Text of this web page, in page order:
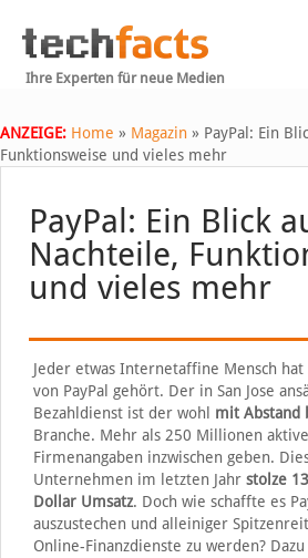
Ihre Experten für neue Medien
ANZEIGE: Home » Magazin » PayPal: Ein
Funktionsweise und vieles mehr
PayPal: Ein Blick
Nachteile,
und vieles mehr
Jeder etwas Internetaffine Mensch
von PayPal gehört. Der in San Jose
Bezahldienst ist der wohl mit Abstand
Branche. Mehr als 250 Millionen
Firmenangaben inzwischen geben.
Unternehmen im letzten Jahr stolze
Dollar Umsatz. Doch wie schaffte es
auszustechen und alleiniger
Online-Finanzdienste zu werden? Dazu